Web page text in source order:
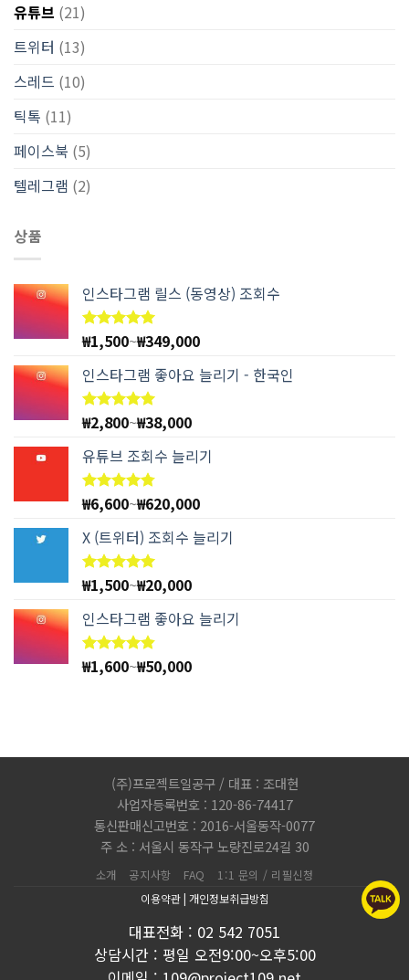
유튜브 (21)
트위터 (13)
스레드 (10)
틱톡 (11)
페이스북 (5)
텔레그램 (2)
상품
인스타그램 릴스 (동영상) 조회수
5 중에서
4.97
평가됨
₩1,500~₩349,000
인스타그램 좋아요 늘리기 - 한국인
5 중에서
4.94
평가됨
₩2,800~₩38,000
유튜브 조회수 늘리기
5 중에서
4.78
평가됨
₩6,600~₩620,000
X (트위터) 조회수 늘리기
5 중에서
5.00
평가됨
₩1,500~₩20,000
인스타그램 좋아요 늘리기
5 중에서
4.83
₩1,600~₩50,000
(주)프로젝트일공구 / 대표 : 조대현
사업자등록번호 : 120-86-74417
통신판매신고번호 : 2016-서울동작-0077
주 소 : 서울시 동작구 노량진로24길 30
소개 공지사항 FAQ 1:1 문의 / 리필신청
이용약관| 개인정보취급방침
대표전화 : 02 542 7051
상담시간 : 평일 오전9:00~오후5:00